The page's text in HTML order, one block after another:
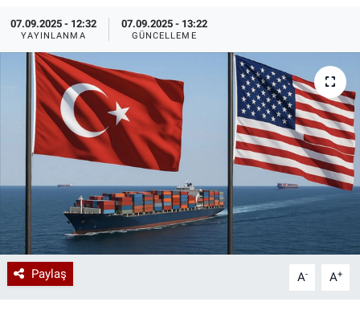
07.09.2025 - 12:32
YAYINLANMA
07.09.2025 - 13:22
GÜNCELLEME
Paylaş A- A+
Kadın
Erişim Bilgileri
Teknoloji
Ramazan